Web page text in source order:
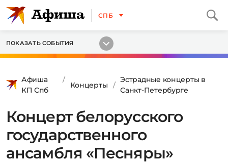
СПБ
ПОКАЗАТЬ СОБЫТИЯ
Афиша
КП Спб
Концерты
Эстрадные концерты в
Санкт-Петербурге
Концерт белорусского
государственного
ансамбля «Песняры»